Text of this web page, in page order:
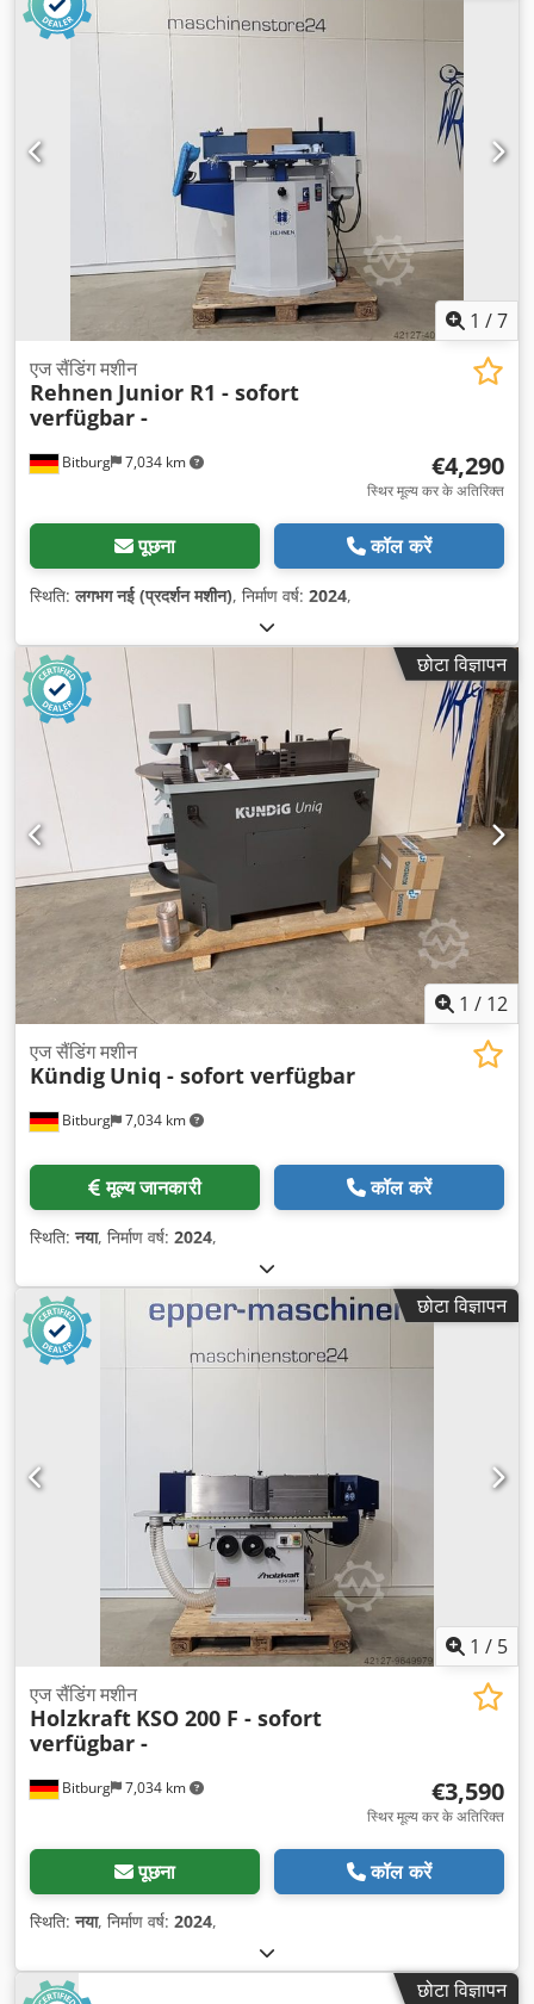
1 /7
Bitburg 7,034 km
एज सैंडिंग मशीन
Rehnen Junior R1 - sofort
verfügbar -
€4,290
स्थिर मूल्य कर के अतिरिक्त
पूछना कॉल करें
स्थिति:लगभग नई (प्रदर्शन मशीन), निर्माण वर्ष: 2024,
छोटा विज्ञापन
1 / 12
Bitburg 7,034 km
एज सैंडिंग मशीन
Kündig Uniq - sofort verfügbar
मूल्य जानकारी कॉल करें
स्थिति:नया, निर्माण वर्ष: 2024,
छोटा विज्ञापन
1 / 5
Bitburg 7,034 km
एज सैंडिंग मशीन
Holzkraft KSO 200 F - sofort
verfügbar -
€3,590
स्थिर मूल्य कर के अतिरिक्त
पूछना कॉल करें
स्थिति:नया, निर्माण वर्ष: 2024,
छोटा विज्ञापन